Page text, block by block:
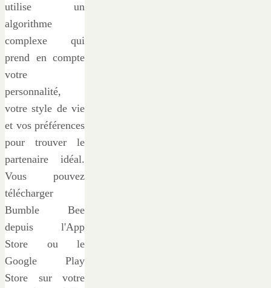
utilise un
algorithme
complexe qui
prend en compte
votre
personnalité,
votre style de vie
et vos préférences
pour trouver le
partenaire idéal.
Vous pouvez
télécharger
Bumble Bee
depuis l'App
Store ou le
Google Play
Store sur votre